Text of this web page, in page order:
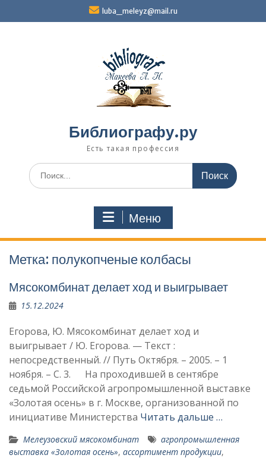
luba_meleyz@mail.ru
Библиографу.ру
Есть такая профессия
Поиск
по:
Меню
Метка: полукопченые колбасы
Мясокомбинат делает ход и выигрывает
15.12.2024
Егорова, Ю. Мясокомбинат делает ход и
выигрывает / Ю. Егорова. — Текст :
непосредственный. // Путь Октября. – 2005. – 1
ноября. – С. 3. На проходившей в сентябре
седьмой Рос­сийской агропромышленной выставке
«Золотая осень» в г. Москве, организованной по
инициативе Министерства Читать дальше …
Мелеузовский мясокомбинат
агропромышленная
выставка «Золотая осень», ассорти­мент продукции,